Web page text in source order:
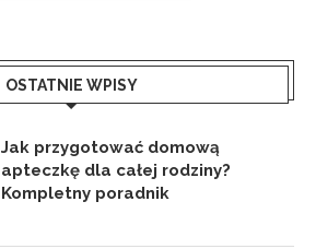
OSTATNIE WPISY
Jak przygotować domową
apteczkę dla całej rodziny?
Kompletny poradnik